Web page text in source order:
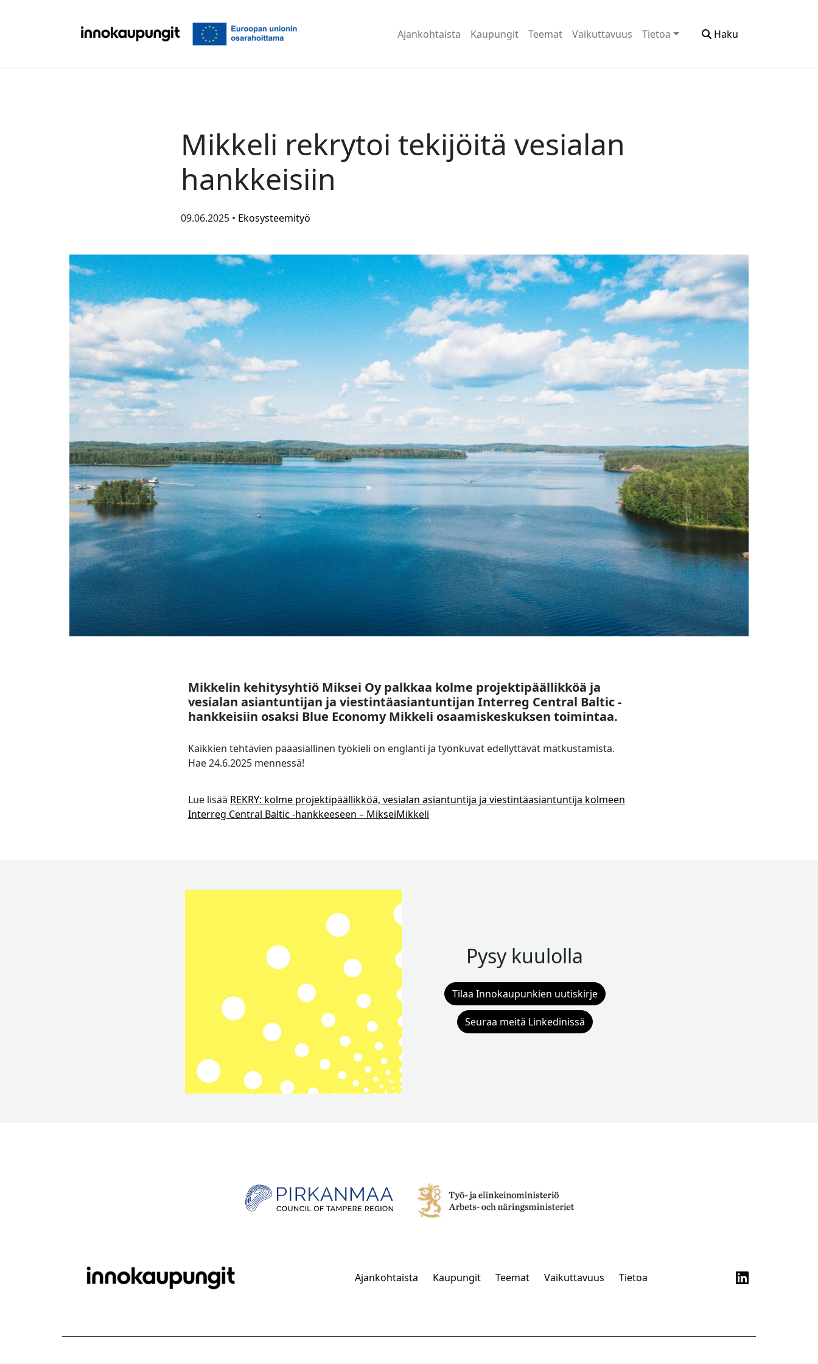
Ajankohtaista Kaupungit Teemat Vaikuttavuus Tietoa Haku
Mikkeli rekrytoi tekijöitä vesialan
hankkeisiin
09.06.2025 • Ekosysteemityö
Mikkelin kehitysyhtiö Miksei Oy palkkaa kolme projektipäällikköä ja
vesialan asiantuntijan ja viestintäasiantuntijan Interreg Central Baltic -
hankkeisiin osaksi Blue Economy Mikkeli osaamiskeskuksen toimintaa.
Kaikkien tehtävien pääasiallinen työkieli on englanti ja työnkuvat edellyttävät matkustamista.
Hae 24.6.2025 mennessä!
Lue lisää REKRY: kolme projektipäällikköä, vesialan asiantuntija ja viestintäasiantuntija kolmeen
Interreg Central Baltic -hankkeeseen – MikseiMikkeli
Pysy kuulolla
Tilaa Innokaupunkien uutiskirje
Seuraa meitä Linkedinissä
Ajankohtaista Kaupungit Teemat Vaikuttavuus Tietoa